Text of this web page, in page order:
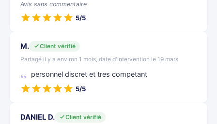
Avis sans commentaire
5/5
M.
Client vérifié
Partagé il y a environ 1 mois, date d'intervention le 19 mars
personnel discret et tres competant
5/5
DANIEL D.
Client vérifié